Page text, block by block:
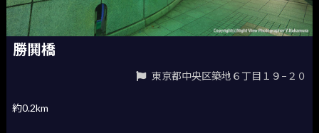
勝鬨橋
東京都中央区築地６丁目１９−２０
約0.2km